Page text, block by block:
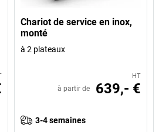
Chariot de service en inox,
monté
à 2 plateaux
HT
à partir de 639,- €
3-4 semaines